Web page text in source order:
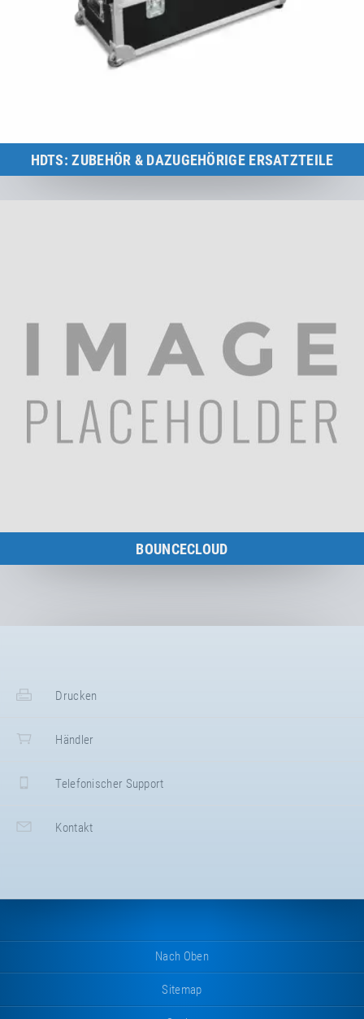
HDTS: ZUBEHÖR & DAZUGEHÖRIGE ERSATZTEILE
Trampolin-Messsystem HDTS.
BOUNCECLOUD
Drucken
Händler
Telefonischer Support
Kontakt
Nach Oben
Sitemap